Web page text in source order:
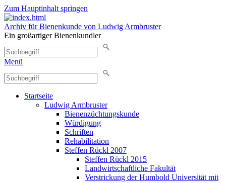
Zum Hauptinhalt springen
Archiv für Bienenkunde von Ludwig Armbruster
Ein großartiger Bienenkundler
Menü
Startseite
Ludwig Armbruster
Bienenzüchtungskunde
Würdigung
Schriften
Rehabilitation
Steffen Rückl 2007
Steffen Rückl 2015
Landwirtschaftliche Fakultät
Verstrickung der Humbold Universität mit